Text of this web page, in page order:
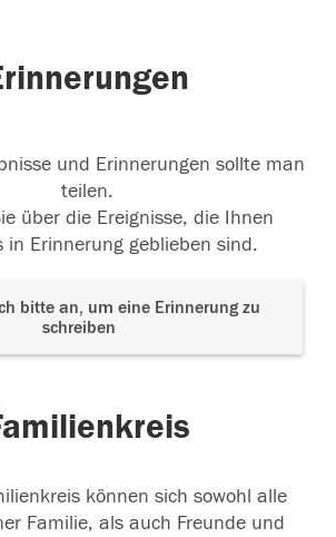
und Erinnerungen sollte man
teilen.
über die Ereignisse, die Ihnen
in Erinnerung geblieben sind.
bitte an, um eine Erinnerung zu
schreiben
können sich sowohl alle
Familie, als auch Freunde und